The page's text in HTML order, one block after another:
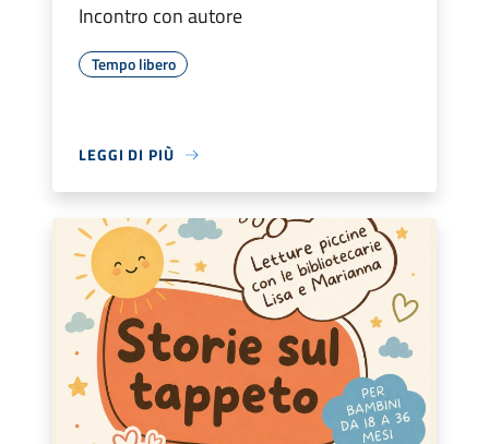
Incontro con autore
Tempo libero
LEGGI DI PIÙ